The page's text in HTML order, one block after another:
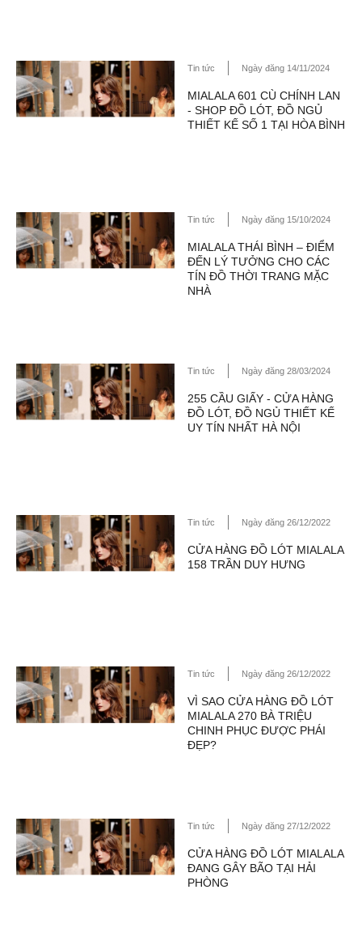
Tin tức Ngày đăng 14/11/2024
MIALALA 601 CÙ CHÍNH LAN
- SHOP ĐỒ LÓT, ĐỒ NGỦ
THIẾT KẾ SỐ 1 TẠI HÒA BÌNH
Tin tức Ngày đăng 15/10/2024
MIALALA THÁI BÌNH – ĐIỂM
ĐẾN LÝ TƯỞNG CHO CÁC
TÍN ĐỒ THỜI TRANG MẶC
NHÀ
Tin tức Ngày đăng 28/03/2024
255 CẦU GIẤY - CỬA HÀNG
ĐỒ LÓT, ĐỒ NGỦ THIẾT KẾ
UY TÍN NHẤT HÀ NỘI
Tin tức Ngày đăng 26/12/2022
CỬA HÀNG ĐỒ LÓT MIALALA
158 TRẦN DUY HƯNG
Tin tức Ngày đăng 26/12/2022
VÌ SAO CỬA HÀNG ĐỒ LÓT
MIALALA 270 BÀ TRIỆU
CHINH PHỤC ĐƯỢC PHÁI
ĐẸP?
Tin tức Ngày đăng 27/12/2022
CỬA HÀNG ĐỒ LÓT MIALALA
ĐANG GÂY BÃO TẠI HẢI
PHÒNG